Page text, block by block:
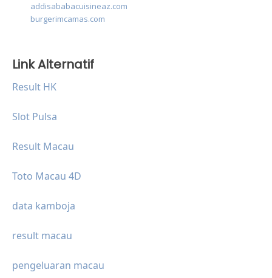
addisababacuisineaz.com
burgerimcamas.com
Link Alternatif
Result HK
Slot Pulsa
Result Macau
Toto Macau 4D
data kamboja
result macau
pengeluaran macau